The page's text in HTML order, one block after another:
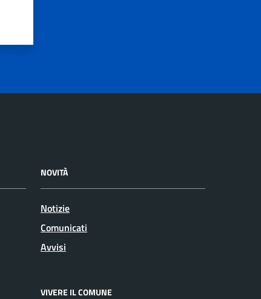
NOVITÀ
Notizie
Comunicati
Avvisi
VIVERE IL COMUNE